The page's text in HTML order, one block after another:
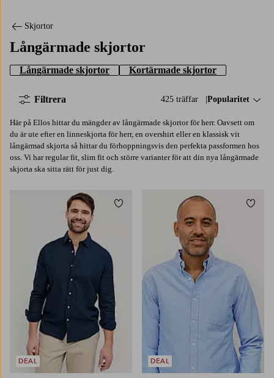
Skjortor
Långärmade skjortor
Långärmade skjortor Kortärmade skjortor
425 träffar Sortera på:
Popularitet
Filtrera
Här på Ellos hittar du mängder av långärmade skjortor för herr. Oavsett om
du är ute efter en linneskjorta för herr, en overshirt eller en klassisk vit
långärmad skjorta så hittar du förhoppningsvis den perfekta passformen hos
oss. Vi har regular fit, slim fit och större varianter för att din nya långärmade
skjorta ska sitta rätt för just dig.
DEAL
Lägg till i favoriter
DEAL